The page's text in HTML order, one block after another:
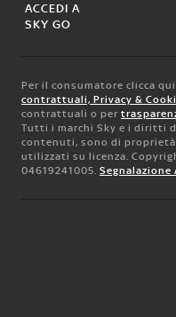
ACCEDI A
SKY GO
Per il consumatore clicca
contrattuali, Privacy &
contrattuali o per
Tutti i marchi Sky e i diritti
contenuti, sono di
utilizzati su licenza.
04619241005. Segnalazione